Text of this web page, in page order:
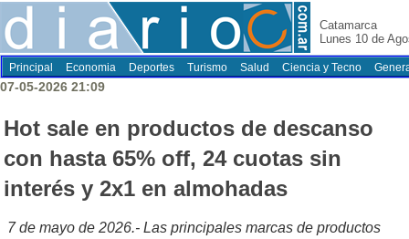
Catamarca
Lunes 10 de
Principal Economia Deportes Turismo Salud Ciencia y Tecno
07-05-2026 21:09
Hot sale en productos de descanso
con hasta 65% off, 24 cuotas sin
interés y 2x1 en almohadas
7 de mayo de 2026.- Las principales marcas de productos